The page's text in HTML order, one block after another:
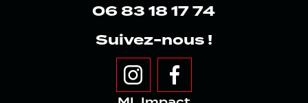
06 83 18 17 74
Suivez-nous !
e z